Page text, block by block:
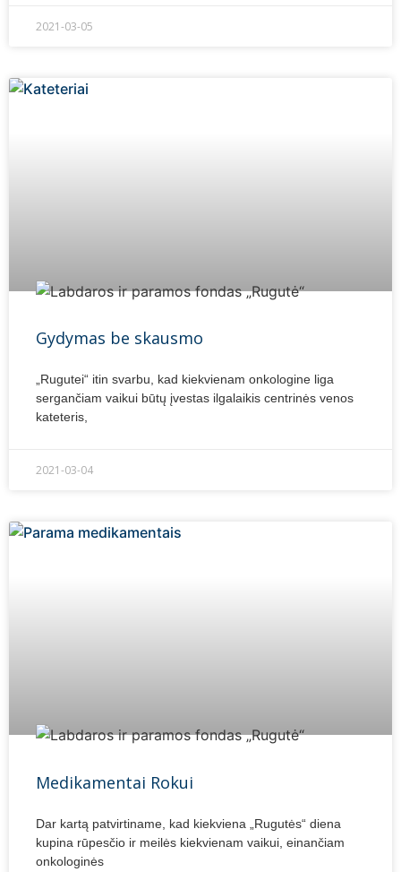
2021-03-05
Gydymas be skausmo
„Rugutei“ itin svarbu, kad kiekvienam onkologine liga
sergančiam vaikui būtų įvestas ilgalaikis centrinės venos
kateteris,
2021-03-04
Medikamentai Rokui
Dar kartą patvirtiname, kad kiekviena „Rugutės“ diena
kupina rūpesčio ir meilės kiekvienam vaikui, einančiam
onkologinės